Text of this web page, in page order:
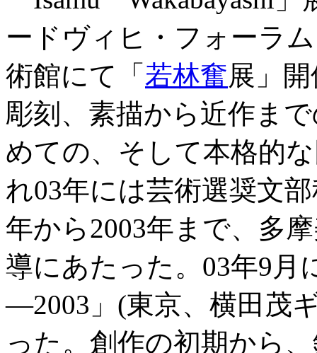
ードヴィヒ・フォーラ
術館にて「 若林奮展」
彫刻、素描から近作ま
めての、そして本格的
れ03年には芸術選奨文
年から2003年まで、多
導にあたった。03年9月
―2003」(東京、横田茂
った。創作の初期から